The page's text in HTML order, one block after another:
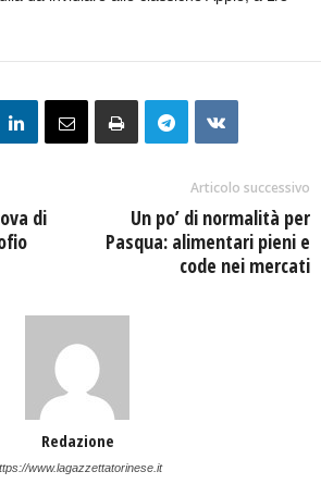
di
Articolo successivo
Un po’ di normalità per
Pasqua: alimentari pieni e
code nei mercati
Redazione
www.lagazzettatorinese.it